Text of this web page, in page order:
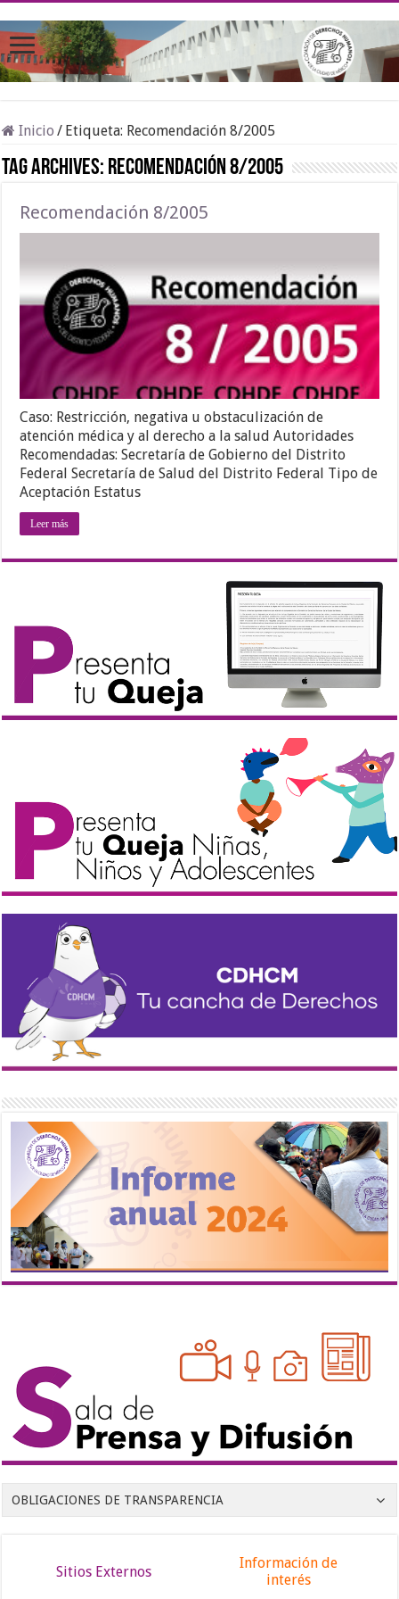
Inicio / Etiqueta: Recomendación 8/2005
Tag Archives: Recomendación 8/2005
Recomendación 8/2005
Caso: Restricción, negativa u obstaculización de
atención médica y al derecho a la salud Autoridades
Recomendadas: Secretaría de Gobierno del Distrito
Federal Secretaría de Salud del Distrito Federal Tipo de
Aceptación Estatus
Leer más
OBLIGACIONES DE TRANSPARENCIA
Sitios Externos
Información de
interés